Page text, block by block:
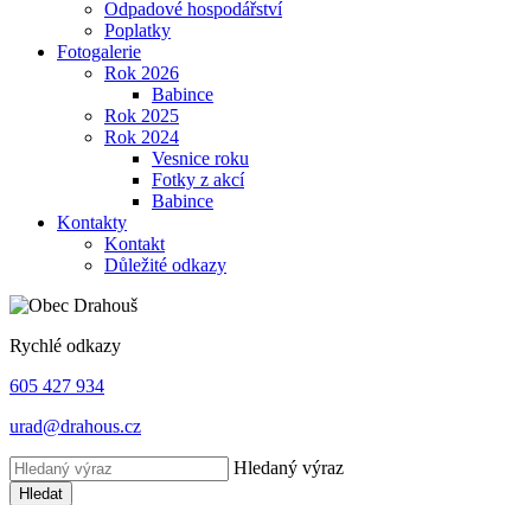
Odpadové hospodářství
Poplatky
Fotogalerie
Rok 2026
Babince
Rok 2025
Rok 2024
Vesnice roku
Fotky z akcí
Babince
Kontakty
Kontakt
Důležité odkazy
Rychlé odkazy
605 427 934
urad@drahous.cz
Hledaný výraz
Hledat